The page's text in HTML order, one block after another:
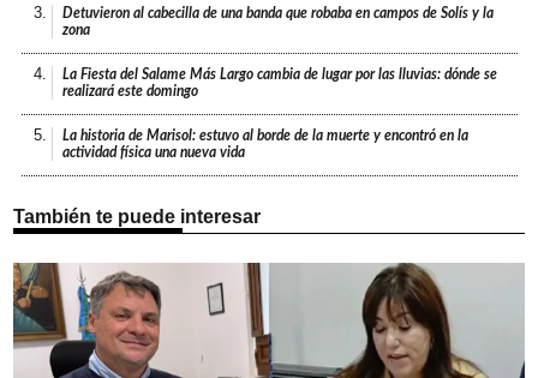
3.
Detuvieron al cabecilla de una banda que robaba en campos de Solís y la
zona
4.
La Fiesta del Salame Más Largo cambia de lugar por las lluvias: dónde se
realizará este domingo
5.
La historia de Marisol: estuvo al borde de la muerte y encontró en la
actividad física una nueva vida
También te puede interesar